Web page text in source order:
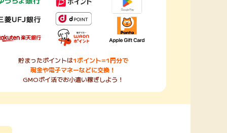
貯まったポイントは1ポイント=1円分で
現金や電子マネーなどに交換！
GMOポイ活でお小遣い稼ぎしよう！